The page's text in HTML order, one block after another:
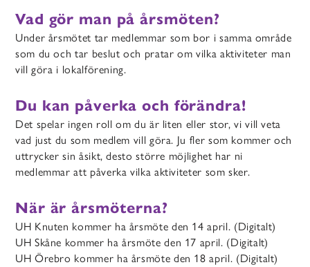
Vad gör man på årsmöten?
Under årsmötet tar medlemmar som bor i samma område
som du och tar beslut och pratar om vilka aktiviteter man
vill göra i lokalförening.
Du kan påverka och förändra!
Det spelar ingen roll om du är liten eller stor, vi vill veta
vad just du som medlem vill göra. Ju fler som kommer och
uttrycker sin åsikt, desto större möjlighet har ni
medlemmar att påverka vilka aktiviteter som sker.
När är årsmöterna?
UH Knuten kommer ha årsmöte den 14 april. (Digitalt)
UH Skåne kommer ha årsmöte den 17 april. (Digitalt)
UH Örebro kommer ha årsmöte den 18 april. (Digitalt)